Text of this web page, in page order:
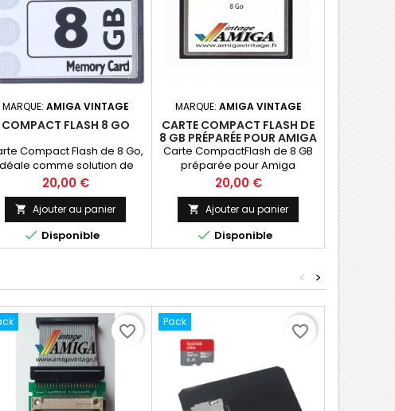
MARQUE: AMIGA VINTAGE
COMPACT FLASH 8 GO
Compact Flash de 8 Go,
comme solution de
de disque dur
pour Amiga 600 et 1200.
d'écriture de 25 MB/s,
compacte et garantie 1 an.
Prix
20,00 €
 Ajouter au panier
 Disponible
MARQUE: AMIGA VINTAGE
CARTE COMPACT FLASH DE
8 GB PRÉPARÉE POUR AMIGA
Carte CompactFlash de 8 GB
préparée pour Amiga
Prix
20,00 €
 Ajouter au panier
 Disponible
>
<
favorite_border
Pack
favorite_border